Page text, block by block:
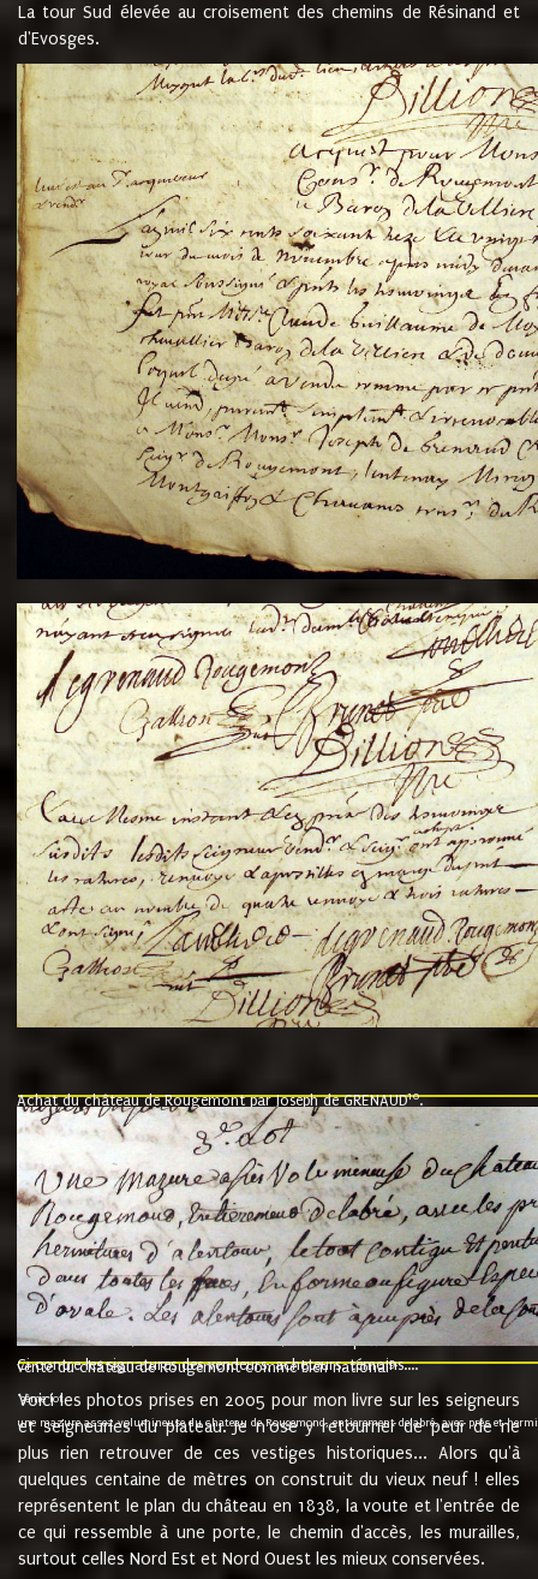
La tour Sud élevée au croisement des chemins de Résinand et
d'Evosges.
Achat du château de Rougemont par Joseph de GRENAUD10.
"l'an mil six cent soixante treze le ving neuvième jour du mois de
nommé fut présent Messire Claude Guillaume de Moyriat chevalier baron
vend, purement simplement et irrevocablement a monseigneur monsieur
et chavannes conseiller du roy au parlement de Bourgogne, present et
que le dit seigneur Baron de la Vellière a sur ses hommes, indivisables et
de la Velliere tout ainsi et comme le dit seigneur Baron et ses
présent......"
suivent les rentes, donation des terriers, etc... au prix de 880 livre louis
Ci contre les signatures des vendeurs, acheteurs, témoins....
vente du château de Rougemont comme bien national9.
"3ème lot
une mazure assez volumineuse du chateau de Rougemond, entierement delabré, avec près et
Voici les photos prises en 2005 pour mon livre sur les seigneurs
et seigneuries du plateau. Je n'ose y retourner de peur de ne
plus rien retrouver de ces vestiges historiques... Alors qu'à
quelques centaine de mètres on construit du vieux neuf ! elles
représentent le plan du château en 1838, la voute et l'entrée de
ce qui ressemble à une porte, le chemin d'accès, les murailles,
surtout celles Nord Est et Nord Ouest les mieux conservées.